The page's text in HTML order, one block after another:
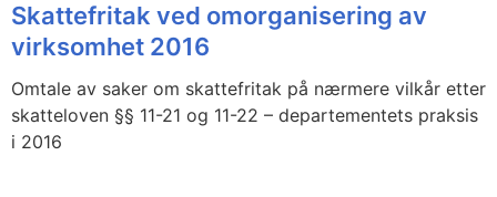
Skattefritak ved omorganisering av
virksomhet 2016
Omtale av saker om skattefritak på nærmere vilkår etter
skatteloven §§ 11-21 og 11-22 – departementets praksis
i 2016